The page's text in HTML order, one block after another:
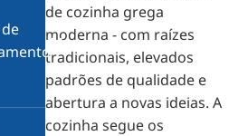
de cozinha grega
moderna - com raízes
tradicionais, elevados
padrões de qualidade e
abertura a novas ideias. A
cozinha segue os